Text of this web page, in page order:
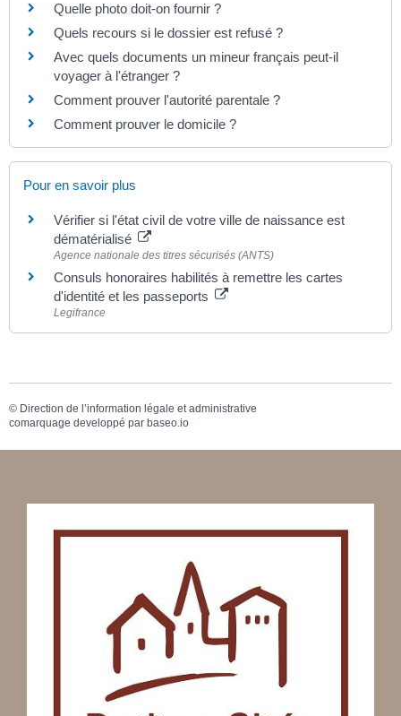
Quelle photo doit-on fournir ?
Quels recours si le dossier est refusé ?
Avec quels documents un mineur français peut-il
voyager à l'étranger ?
Comment prouver l'autorité parentale ?
Comment prouver le domicile ?
Pour en savoir plus
Vérifier si l'état civil de votre ville de naissance est
dématérialisé
Agence nationale des titres sécurisés (ANTS)
Consuls honoraires habilités à remettre les cartes
d'identité et les passeports
Legifrance
© Direction de l’information légale et administrative
comarquage developpé par baseo.io